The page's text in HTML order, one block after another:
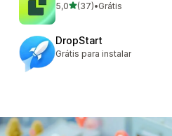
5,0de 5 estrelas
(37)
37 avaliações ao todo
•Grátis
DropStart
Grátis para instalar